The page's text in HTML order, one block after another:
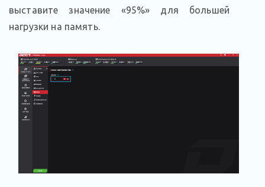
выставите значение «95%» для большей
нагрузки на память.